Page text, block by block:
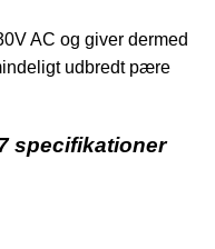
AC og giver dermed
udbredt pære
specifikationer